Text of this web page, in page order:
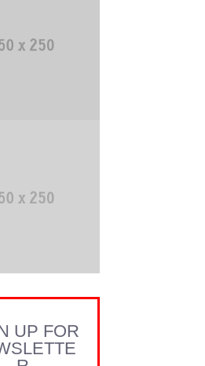
UP FOR